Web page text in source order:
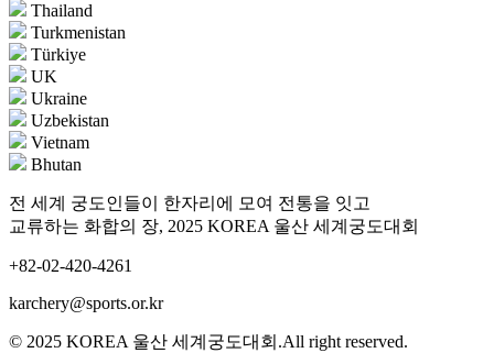
Thailand
Turkmenistan
Türkiye
UK
Ukraine
Uzbekistan
Vietnam
Bhutan
전 세계 궁도인들이 한자리에 모여 전통을 잇고
교류하는 화합의 장, 2025 KOREA 울산 세계궁도대회
+82-02-420-4261
karchery@sports.or.kr
© 2025 KOREA 울산 세계궁도대회.All right reserved.